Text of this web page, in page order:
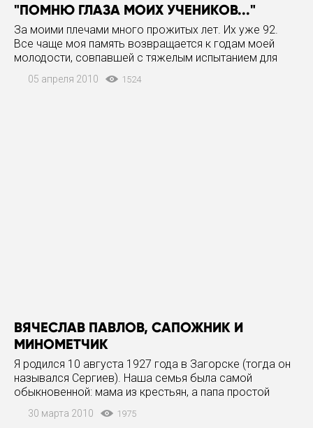
"ПОМНЮ ГЛАЗА МОИХ УЧЕНИКОВ..."
За моими плечами много прожитых лет. Их уже 92.
Все чаще моя память возвращается к годам моей
молодости, совпавшей с тяжелым испытанием для
войне. Как кадры из кинохроники, проходят перед
05 апреля 2010 1524
ВЯЧЕСЛАВ ПАВЛОВ, САПОЖНИК И
МИНОМЕТЧИК
Я родился 10 августа 1927 года в Загорске (тогда он
назывался Сергиев). Наша семья была самой
обыкновенной: мама из крестьян, а папа простой
рабочий-наборщик в типографии. Жили мы тогда на
Левой Штатной, сейчас эта улица называется
30 марта 2010 1975